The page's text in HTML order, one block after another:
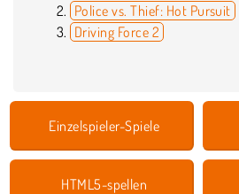
Police vs. Thief: Hot Pursuit
Driving Force 2
Einzelspieler-Spiele
HTML5-spellen